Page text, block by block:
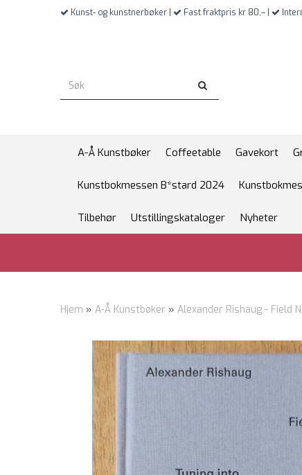
Kunst- og kunstnerbøker | Fast fraktpris kr 80,– |
A-Å Kunstbøker Coffeetable Gavekort
Kunstbokmessen B*stard 2024
Tilbehør Utstillingskataloger Nyheter
Hjem » A-Å Kunstbøker » Alexander Rishaug - Field